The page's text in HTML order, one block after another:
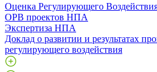
Оценка Регулирующего
ОРВ проектов НПА
Экспертиза НПА
Доклад о развитии и результатах
регулирующего воздействия